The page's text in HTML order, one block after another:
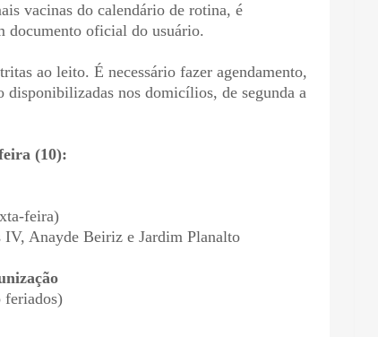
vacinas do calendário de rotina, é
documento oficial do usuário.
ao leito. É necessário fazer agendamento,
nos domicílios, de segunda a
(10):
feira)
Anayde Beiriz e Jardim Planalto
feriados)